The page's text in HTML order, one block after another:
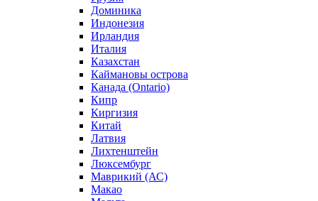
Доминика
Индонезия
Ирландия
Италия
Казахстан
Каймановы острова
Канада (Ontario)
Кипр
Киргизия
Китай
Латвия
Лихтенштейн
Люксембург
Маврикий (АС)
Макао